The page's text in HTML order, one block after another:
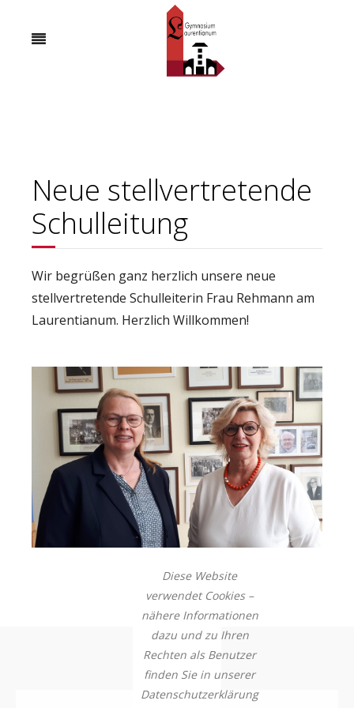
Neue stellvertretende
Schulleitung
Wir begrüßen ganz herzlich unsere neue
stellvertretende Schulleiterin Frau Rehmann am
Laurentianum. Herzlich Willkommen!
Diese Website
verwendet Cookies –
nähere Informationen
dazu und zu Ihren
Rechten als Benutzer
finden Sie in unserer
Datenschutzerklärung